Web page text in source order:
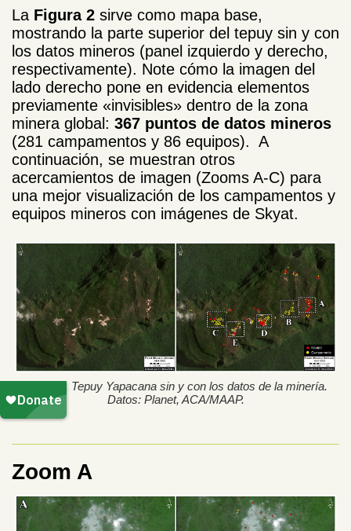
La Figura 2 sirve como mapa base,
mostrando la parte superior del tepuy sin y con
los datos mineros (panel izquierdo y derecho,
respectivamente). Note cómo la imagen del
lado derecho pone en evidencia elementos
previamente «invisibles» dentro de la zona
minera global: 367 puntos de datos mineros
(281 campamentos y 86 equipos). A
continuación, se muestran otros
acercamientos de imagen (Zooms A-C) para
una mejor visualización de los campamentos y
equipos mineros con imágenes de Skyat.
Figura 2. Tepuy Yapacana sin y con los datos de la minería.
Datos: Planet, ACA/MAAP.
Zoom A